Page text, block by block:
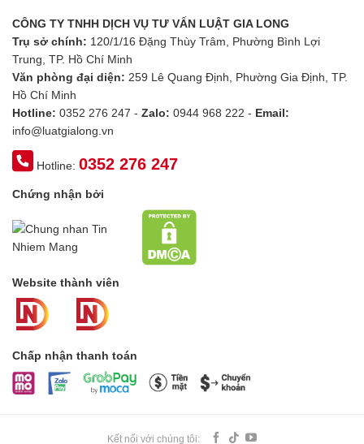
CÔNG TY TNHH DỊCH VỤ TƯ VẤN LUẬT GIA LONG
Trụ sở chính: 120/1/16 Đặng Thùy Trâm, Phường Bình Lợi
Trung, TP. Hồ Chí Minh
Văn phòng đại diện: 259 Lê Quang Định, Phường Gia Định, TP.
Hồ Chí Minh
Hotline: 0352 276 247 - Zalo: 0944 968 222 - Email:
info@luatgialong.vn
Hotline:0352 276 247
Chứng nhận bởi
Website thành viên
Chấp nhận thanh toán
Kết nối với chúng tôi: